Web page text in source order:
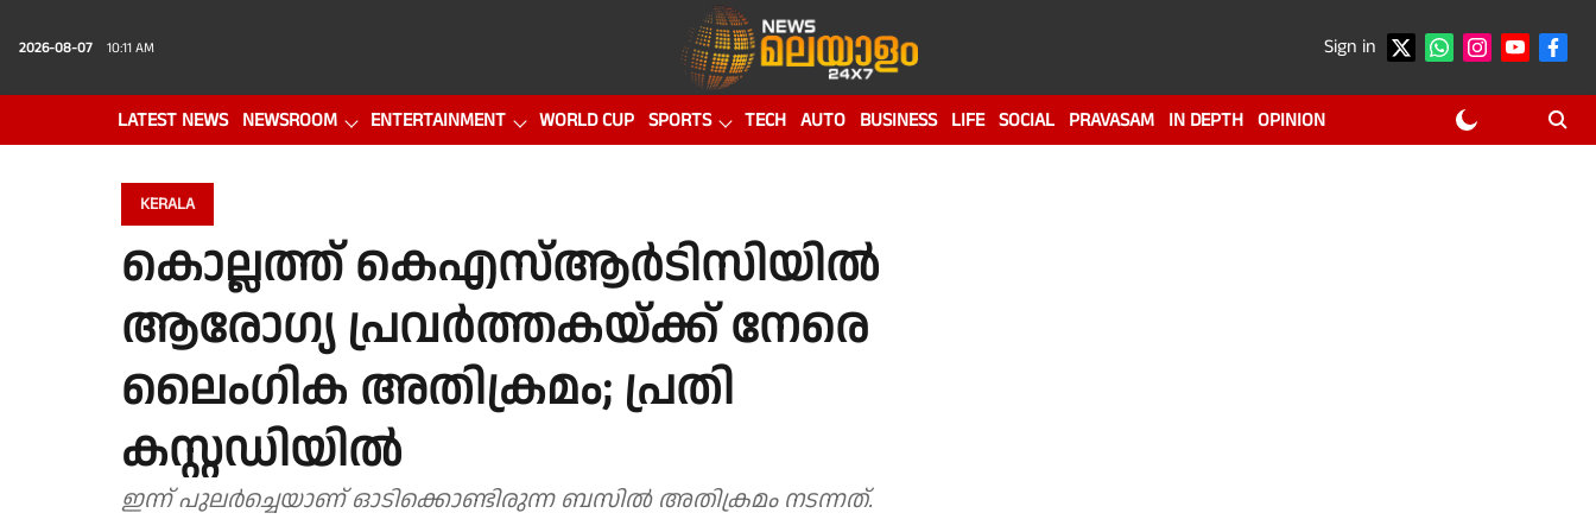
2026-08-07 10:11 AM Sign in
LATEST NEWS NEWSROOM ENTERTAINMENT WORLD CUP SPORTS TECH AUTO BUSINESS LIFE SOCIAL PRAVASAM IN DEPTH OPINION
KERALA
കൊല്ലത്ത് കെഎസ്ആർടിസിയിൽ
ആരോഗ്യ പ്രവർത്തകയ്ക്ക് നേരെ
ലൈംഗിക അതിക്രമം; പ്രതി
കസ്റ്റഡിയിൽ
ഇന്ന് പുലർച്ചെയാണ് ഓടിക്കൊണ്ടിരുന്ന ബസിൽ അതിക്രമം നടന്നത്.